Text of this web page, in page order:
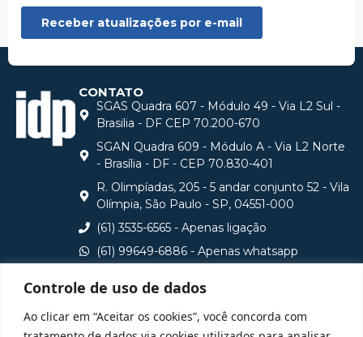
Controle de uso de dados
Ao clicar em “Aceitar os cookies”, você concorda com
CONTATO
SGAS Quadra 607 - Módulo 49 - Via L2 Sul -
Brasilia - DF CEP 70.200-670
SGAN Quadra 609 - Módulo A - Via L2 Norte
- Brasília - DF - CEP 70.830-401
R. Olimpíadas, 205 - 5 andar conjunto 52 - Vila
Olímpia, São Paulo - SP, 04551-000
(61) 3535-6565 - Apenas ligação
(61) 99649-6886 - Apenas whatsapp
Consulte aqui o cadastro da Instituição no Sistema e-
MEC